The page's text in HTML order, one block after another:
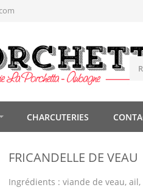
CHARCUTERIES
FRICANDELLE DE VEAU
Ingrédients : viande de veau,